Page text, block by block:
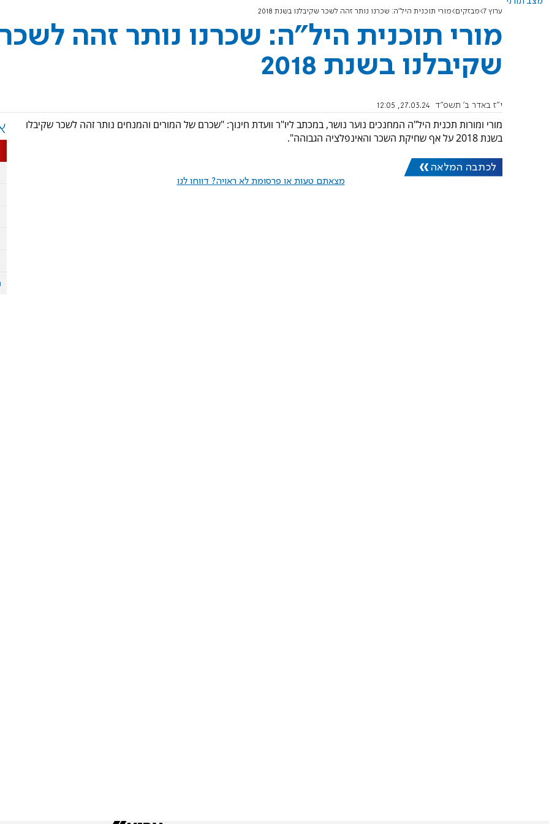
ערוץ 7 מבזקים מורי תוכנית היל"ה: שכרנו נותר זהה לשכר שקיבלנו בשנת 2018
מורי תוכנית היל"ה: שכרנו נותר זהה
שקיבלנו בשנת 2018
י"ז באדר ב׳ תשפ"ד 27.03.24, 12:05
מורי ומורות תכנית היל"ה המחנכים נוער נושר, במכתב ליו"ר וועדת חינוך: "שכרם של המורים והמנחים נותר זהה לשכר שקיבלו
בשנת 2018 על אף שחיקת השכר והאינפלציה הגבוהה".
לכתבה המלאה
מצאתם טעות או פרסומת לא ראויה? דווחו לנו